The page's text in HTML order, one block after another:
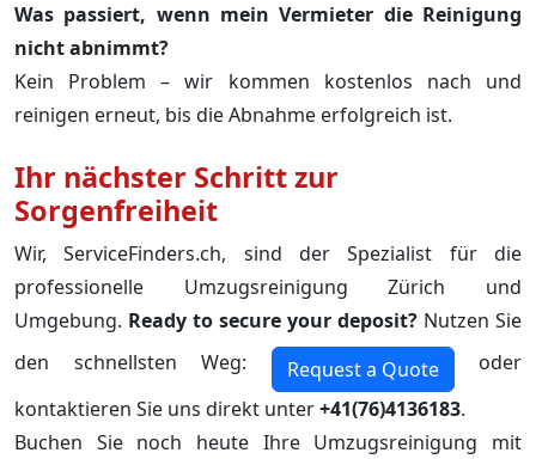
Was passiert, wenn mein Vermieter die Reinigung
nicht abnimmt?
Kein Problem – wir kommen kostenlos nach und
reinigen erneut, bis die Abnahme erfolgreich ist.
Ihr nächster Schritt zur
Sorgenfreiheit
Wir, ServiceFinders.ch, sind der Spezialist für die
professionelle Umzugsreinigung Zürich und
Umgebung. Ready to secure your deposit? Nutzen Sie
den schnellsten Weg:
Request a Quote
oder
kontaktieren Sie uns direkt unter+41(76)4136183.
Buchen Sie noch heute Ihre Umzugsreinigung mit